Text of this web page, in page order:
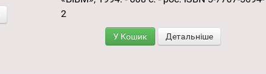
2
У Кошик Детальніше